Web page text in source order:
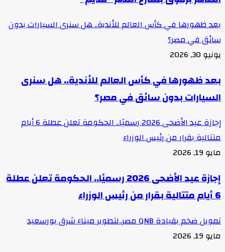
بعد ظهورها في كأس العالم للأندية.. هل سنرى السيارات بدون
سائق في مصر؟
يونيو 30, 2026
بعد ظهورها في كأس العالم للأندية.. هل سنرى
السيارات بدون سائق في مصر؟
إجازة عيد الأضحى 2026 رسميًا.. الحكومة تعلن عطلة 6 أيام
متتالية بقرار من رئيس الوزراء
مايو 19, 2026
إجازة عيد الأضحى 2026 رسميًا.. الحكومة تعلن عطلة
6 أيام متتالية بقرار من رئيس الوزراء
تمويل ضخم بقيادة QNB مصر..لتطوير ميناء شرق بورسعيد
مايو 19, 2026